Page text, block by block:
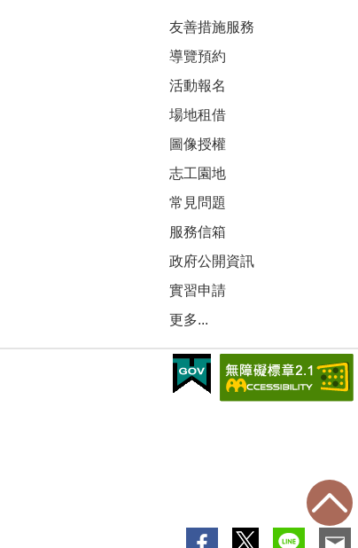
友善措施服務
導覽預約
活動報名
場地租借
圖像授權
志工園地
常見問題
服務信箱
政府公開資訊
實習申請
更多...